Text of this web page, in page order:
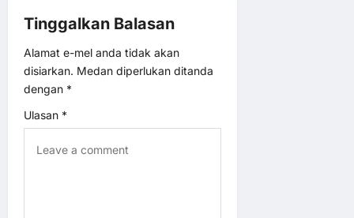
v
i
g
a
Tinggalkan Balasan
Alamat e-mel anda tidak akan
disiarkan. Medan diperlukan ditanda
dengan *
Ulasan *